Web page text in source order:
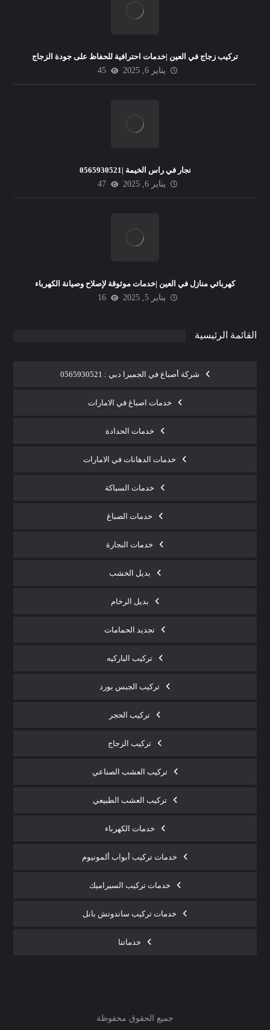
تركيب زجاج في العين |خدمات احترافية للحفاظ على جودة الزجاج
يناير 6, 2025
45
نجار في راس الخيمة |0565930521
يناير 6, 2025
47
كهربائي منازل في العين |خدمات موثوقة لإصلاح وصيانة الكهرباء
يناير 5, 2025
16
القائمة الرئيسية
شركة أصباغ في الجميرا دبي : 0565930521
خدمات اصباغ في الامارات
خدمات الحدادة
خدمات الدهانات في الامارات
خدمات السباكة
خدمات الصباغ
خدمات النجارة
بديل الخشب
بديل الرخام
تجديد الحمامات
تركيب الباركيه
تركيب الجبس بورد
تركيب الحجر
تركيب الزجاج
تركيب العشب الصناعي
تركيب العشب الطبيعي
خدمات الكهرباء
خدمات تركيب أبواب ألمونيوم
خدمات تركيب السيراميك
خدمات تركيب ساندوتش بانل
خدماتنا
جميع الحقوق محفوظة